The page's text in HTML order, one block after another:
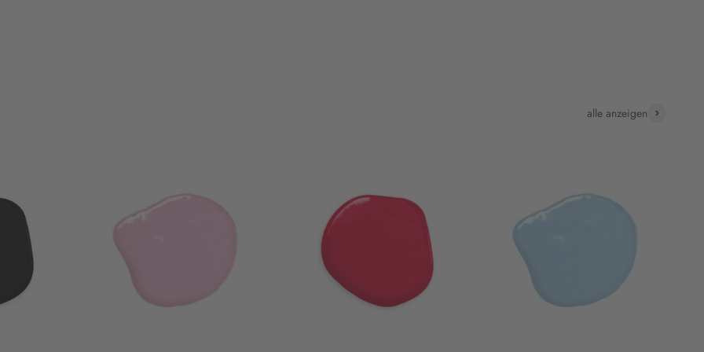
alle anzeigen